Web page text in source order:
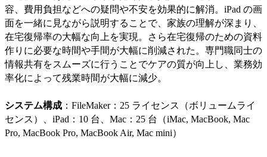
容、費用負担などへの疑問や不安を効果的に解消。iPad の画
面を一緒に見ながら説明することで、家族の理解が深まり、
在宅復帰率の大幅な向上を実現。さら在宅復帰のための資料
作りに必要な時間や手間が大幅に削減された。専門職同士の
情報共有をスムーズに行うことでケアの質が向上し、業務効
率化によって残業時間が大幅に減少。
システム構成 ：FileMaker：25 ライセンス（ボリュームライ
センス）、iPad：10 台、Mac：25 台（iMac, MacBook, Mac
Pro, MacBook Pro, MacBook Air, Mac mini）